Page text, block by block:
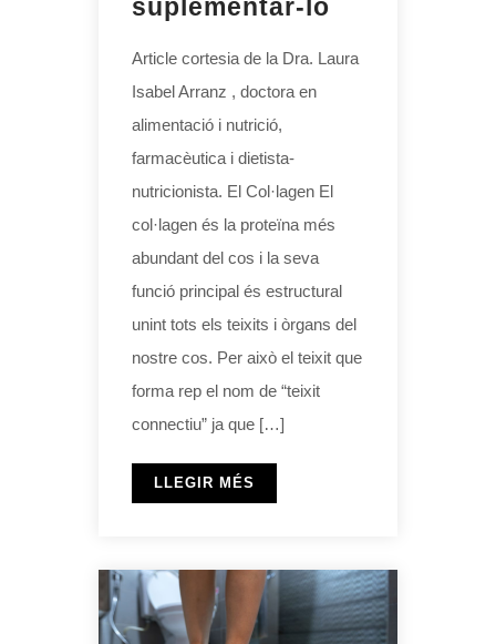
suplementar-lo
Article cortesia de la Dra. Laura
Isabel Arranz , doctora en
alimentació i nutrició,
farmacèutica i dietista-
nutricionista. El Col·lagen El
col·lagen és la proteïna més
abundant del cos i la seva
funció principal és estructural
unint tots els teixits i òrgans del
nostre cos. Per això el teixit que
forma rep el nom de “teixit
connectiu” ja que […]
LLEGIR MÉS